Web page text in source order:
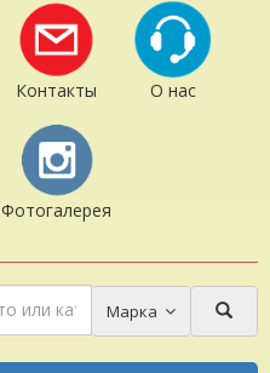
Контакты О нас
Фотогалерея
Марка